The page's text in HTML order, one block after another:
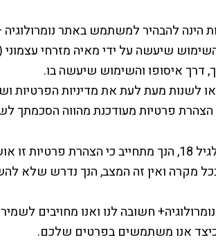
הינה להבהיר למשתמש באתר נומרולוגיה
שיעשה על ידי מאיה מזרחי
דרך איסופו והשימוש שיעשה בו.
לשנות מעת לעת את מדיניות הפרטיות
פרטיות מעודכנת מהווה הסכמתך
בכל מקרה שבו הנך מתחת לגיל 18, הנך מתחייב כי הצהרת
מקרה ואין זה המצב, הנך נדרש שלא
חשובה לנו ואנו מחויבים
כיצד אנו משתמשים בפרטים שלכם.